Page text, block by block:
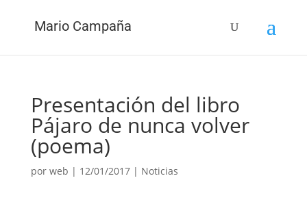
Mario Campaña
Presentación del libro
Pájaro de nunca volver
(poema)
por web | 12/01/2017| Noticias